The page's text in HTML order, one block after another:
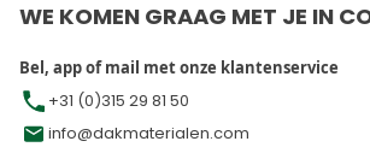
WE KOMEN GRAAG MET JE IN
Bel, app of mail met onze klantenservice
+31 (0)315 29 81 50
info@dakmaterialen.com